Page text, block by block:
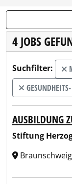
4 JOBS
Suchfilter:
AUSBILDUNG
Stiftung
Braunschweig